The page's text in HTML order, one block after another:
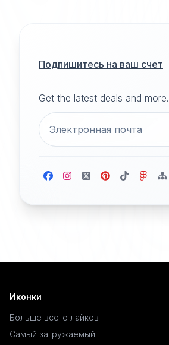
Подпишитесь на ваш счет
Get the latest deals and more.
Иконки
Больше всего лайков
Самый загружаемый